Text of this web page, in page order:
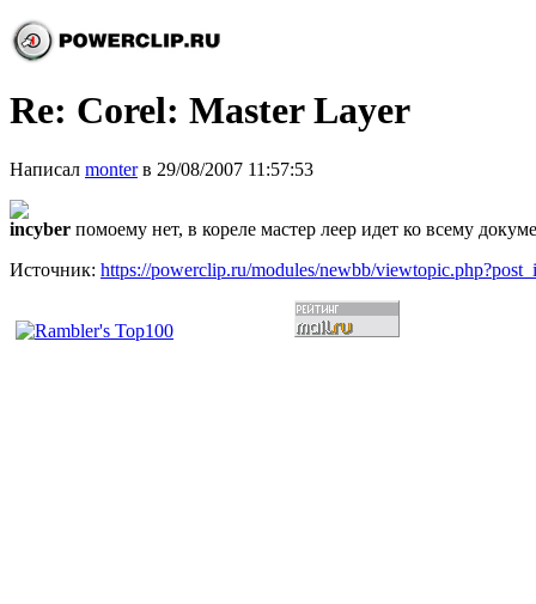
Re: Corel: Master Layer
Написал monterв 29/08/2007 11:57:53
incyber помоему нет, в кореле мастер леер идет ко всему
Источник: https://powerclip.ru/modules/newbb/